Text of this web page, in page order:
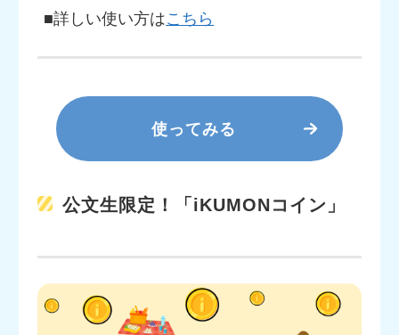
■詳しい使い方はこちら
使ってみる
公文生限定！「iKUMONコイン」